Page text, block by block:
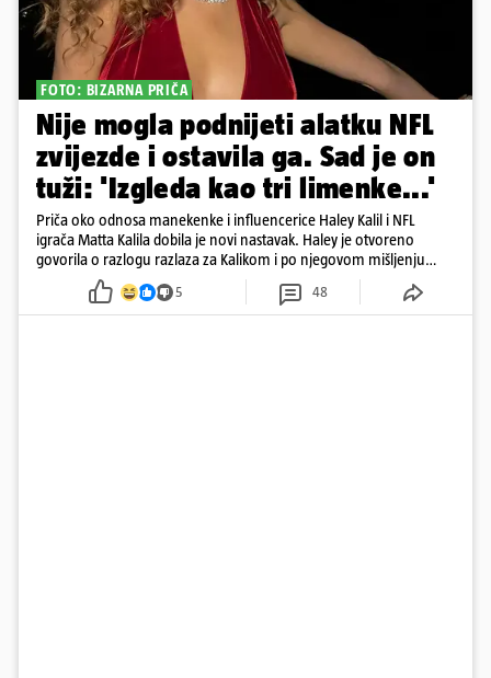
FOTO: BIZARNA PRIČA
Nije mogla podnijeti alatku NFL
zvijezde i ostavila ga. Sad je on
tuži: 'Izgleda kao tri limenke...'
Priča oko odnosa manekenke i influencerice Haley Kalil i NFL
igrača Matta Kalila dobila je novi nastavak. Haley je otvoreno
govorila o razlogu razlaza za Kalikom i po njegovom mišljenju
prešla granicu dobrog ukusa
5 48